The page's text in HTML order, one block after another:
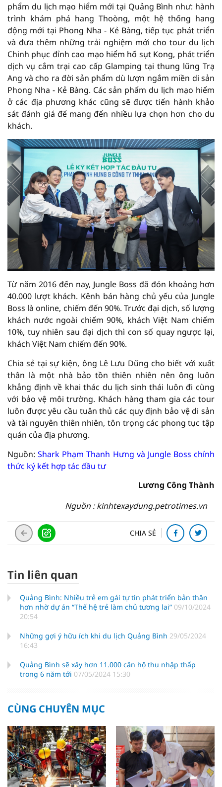
phẩm du lịch mạo hiểm mới tại Quảng Bình như: hành
trình khám phá hang Thoòng, một hệ thống hang
động mới tại Phong Nha - Kẻ Bàng, tiếp tục phát triển
và đưa thêm những trải nghiệm mới cho tour du lịch
Chinh phục đỉnh cao mạo hiểm hố sụt Kong, phát triển
dịch vụ cắm trại cao cấp Glamping tại thung lũng Trạ
Ang và cho ra đời sản phẩm dù lượn ngắm miền di sản
Phong Nha - Kẻ Bàng. Các sản phẩm du lịch mạo hiểm
ở các địa phương khác cũng sẽ được tiến hành khảo
sát đánh giá để mang đến nhiều lựa chọn hơn cho du
khách.
Từ năm 2016 đến nay, Jungle Boss đã đón khoảng hơn
40.000 lượt khách. Kênh bán hàng chủ yếu của Jungle
Boss là online, chiếm đến 90%. Trước đại dịch, số lượng
khách nước ngoài chiếm 90%, khách Việt Nam chiếm
10%, tuy nhiên sau đại dịch thì con số quay ngược lại,
khách Việt Nam chiếm đến 90%.
Chia sẻ tại sự kiện, ông Lê Lưu Dũng cho biết với xuất
thân là một nhà bảo tồn thiên nhiên nên ông luôn
khẳng định về khai thác du lịch sinh thái luôn đi cùng
với bảo vệ môi trường. Khách hàng tham gia các tour
luôn được yêu cầu tuân thủ các quy định bảo vệ di sản
và tài nguyên thiên nhiên, tôn trọng các phong tục tập
quán của địa phương.
Nguồn:Shark Phạm Thanh Hưng và Jungle Boss chính
thức ký kết hợp tác đầu tư
Lương Công Thành
Nguồn : kinhtexaydung.petrotimes.vn
CHIA SẺ
Tin liên quan
Quảng Bình: Nhiều trẻ em gái tự tin phát triển bản thân
hơn nhờ dự án “Thế hệ trẻ làm chủ tương lai” 09/10/2024
20:54
Những gợi ý hữu ích khi du lịch Quảng Bình 29/05/2024
16:43
Quảng Bình sẽ xây hơn 11.000 căn hộ thu nhập thấp
trong 6 năm tới 07/05/2024 15:30
CÙNG CHUYÊN MỤC